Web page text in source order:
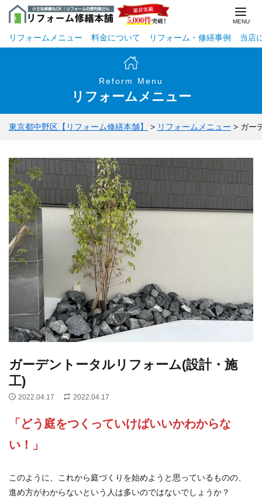
リフォームメニュー 料金について リフォーム・修繕事例 当店
Reform Menu
リフォームメニュー
東京都中野区【リフォーム修繕本舗】 > リフォームメニュー > ガー
ガーデントータルリフォーム(設計・施
工)
2022.04.17 2022.04.17
「どう庭をつくっていけばいいかわからな
い！」
このように、これから庭づくりを始めようと思っているものの、
進め方がわからないという人は多いのではないでしょうか？